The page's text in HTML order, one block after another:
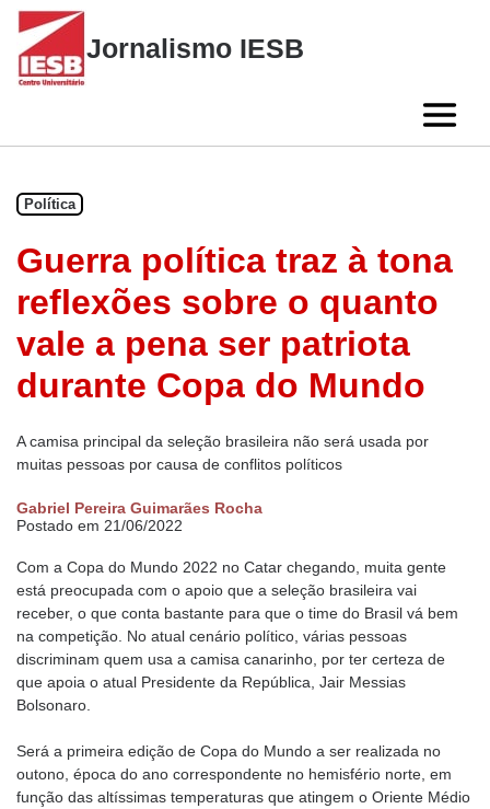
Skip
content
Jornalismo IESB
Política
Guerra política traz à tona
reflexões sobre o quanto
vale a pena ser patriota
durante Copa do Mundo
A camisa principal da seleção brasileira não será usada por
muitas pessoas por causa de conflitos políticos
Gabriel Pereira Guimarães Rocha
Postado em 21/06/2022
Com a Copa do Mundo 2022 no Catar chegando, muita gente
está preocupada com o apoio que a seleção brasileira vai
receber, o que conta bastante para que o time do Brasil vá bem
na competição. No atual cenário político, várias pessoas
discriminam quem usa a camisa canarinho, por ter certeza de
que apoia o atual Presidente da República, Jair Messias
Bolsonaro.
Será a primeira edição de Copa do Mundo a ser realizada no
outono, época do ano correspondente no hemisfério norte, em
função das altíssimas temperaturas que atingem o Oriente Médio